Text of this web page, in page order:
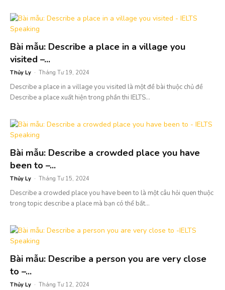
Bài mẫu: Describe a place in a village you
visited –...
Thủy Ly - Tháng Tư 19, 2024
Describe a place in a village you visited là một đề bài thuộc chủ đề
Describe a place xuất hiện trong phần thi IELTS...
Bài mẫu: Describe a crowded place you have
been to –...
Thủy Ly - Tháng Tư 15, 2024
Describe a crowded place you have been to là một câu hỏi quen thuộc
trong topic describe a place mà bạn có thể bắt...
Bài mẫu: Describe a person you are very close
to –...
Thủy Ly - Tháng Tư 12, 2024